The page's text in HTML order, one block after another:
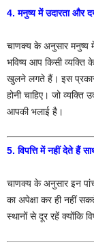
4. मनुष्य में उदारता और
चाणक्य के अनुसार मनुष्य में
भविष्य आप किसी
खुलने लगते हैं। इस प्रकार
होनी चाहिए। जो
आपकी भलाई है।
5. विपत्ति में नहीं देते हैं
चाणक्य के अनुसार इन
का अपेक्षा कर ही नहीं
स्थानों से दूर रहें क्योंकि